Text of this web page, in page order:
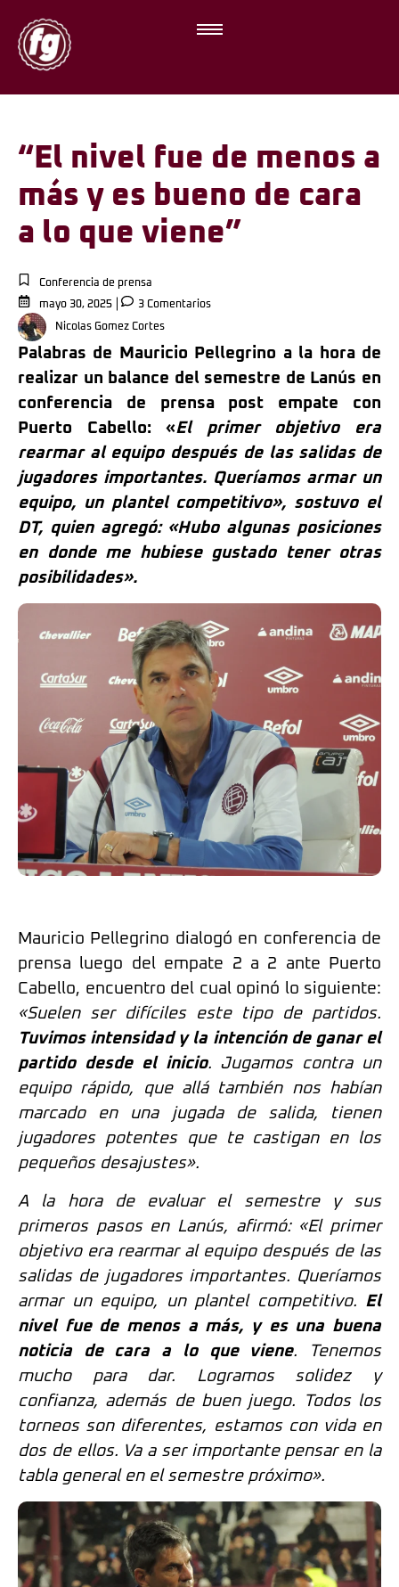
“El nivel fue de menos a
más y es bueno de cara
a lo que viene”
Conferencia de prensa
mayo 30, 2025
3 Comentarios
Nicolas Gomez Cortes
Palabras de Mauricio Pellegrino a la hora de
realizar un balance del semestre de Lanús en
conferencia de prensa post empate con
Puerto Cabello: «El primer objetivo era
rearmar al equipo después de las salidas de
jugadores importantes. Queríamos armar un
equipo, un plantel competitivo», sostuvo el
DT, quien agregó: «Hubo algunas posiciones
en donde me hubiese gustado tener otras
posibilidades».
Mauricio Pellegrino dialogó en conferencia de
prensa luego del empate 2 a 2 ante Puerto
Cabello, encuentro del cual opinó lo siguiente:
«Suelen ser difíciles este tipo de partidos.
Tuvimos intensidad y la intención de ganar el
partido desde el inicio. Jugamos contra un
equipo rápido, que allá también nos habían
marcado en una jugada de salida, tienen
jugadores potentes que te castigan en los
pequeños desajustes».
A la hora de evaluar el semestre y sus
primeros pasos en Lanús, afirmó: «El primer
objetivo era rearmar al equipo después de las
salidas de jugadores importantes. Queríamos
armar un equipo, un plantel competitivo.
El
nivel fue de menos a más, y es una buena
noticia de cara a lo que viene. Tenemos
mucho para dar. Logramos solidez y
confianza, además de buen juego. Todos los
torneos son diferentes, estamos con vida en
dos de ellos. Va a ser importante pensar en la
tabla general en el semestre próximo».